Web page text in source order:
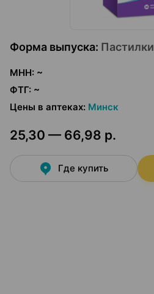
Форма выпуска: Пастилки
МНН: ~
ФТГ: ~
Цены в аптеках: Минск
25,30 — 66,98 р.
Где купить